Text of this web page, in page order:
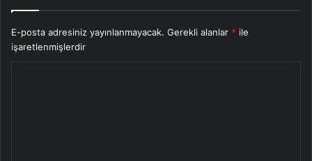
E-posta adresiniz yayınlanmayacak. Gerekli alanlar * ile
işaretlenmişlerdir